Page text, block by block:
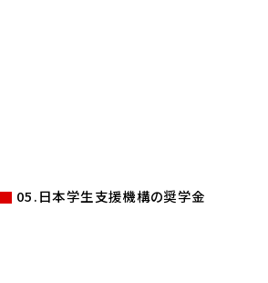
05.日本学生支援機構の奨学金